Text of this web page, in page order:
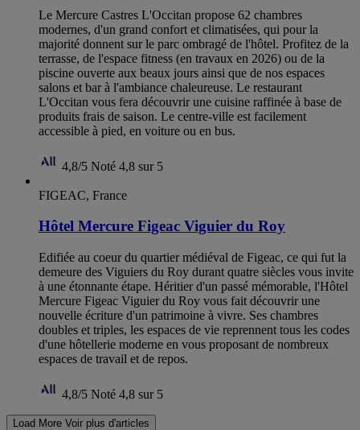
Le Mercure Castres L'Occitan propose 62 chambres
modernes, d'un grand confort et climatisées, qui pour la
majorité donnent sur le parc ombragé de l'hôtel. Profitez de la
terrasse, de l'espace fitness (en travaux en 2026) ou de la
piscine ouverte aux beaux jours ainsi que de nos espaces
salons et bar à l'ambiance chaleureuse. Le restaurant
L'Occitan vous fera découvrir une cuisine raffinée à base de
produits frais de saison. Le centre-ville est facilement
accessible à pied, en voiture ou en bus.
4,8/5 Noté 4,8 sur 5
FIGEAC, France
Hôtel Mercure Figeac Viguier du Roy
Edifiée au coeur du quartier médiéval de Figeac, ce qui fut la
demeure des Viguiers du Roy durant quatre siècles vous invite
à une étonnante étape. Héritier d'un passé mémorable, l'Hôtel
Mercure Figeac Viguier du Roy vous fait découvrir une
nouvelle écriture d'un patrimoine à vivre. Ses chambres
doubles et triples, les espaces de vie reprennent tous les codes
d'une hôtellerie moderne en vous proposant de nombreux
espaces de travail et de repos.
4,8/5 Noté 4,8 sur 5
Load More Voir plus d'articles